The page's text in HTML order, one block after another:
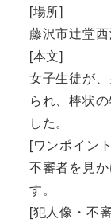
[場所]
藤沢市辻堂西
[本文]
女子生徒が
られ、棒状
した。
[ワンポイン
不審者を見
す。
[犯人像・不